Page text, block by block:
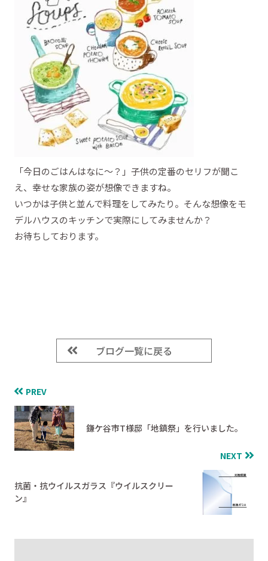
「今日のごはんはなに～？」子供の定番のセリフが聞こ
え、幸せな家族の姿が想像できますね。
いつかは子供と並んで料理をしてみたり。そんな想像をモ
デルハウスのキッチンで実際にしてみませんか？
お待ちしております。
ブログ一覧に戻る
PREV
鎌ケ谷市T様邸「地鎮祭」を行いました。
NEXT
抗菌・抗ウイルスガラス『ウイルスクリー
ン』